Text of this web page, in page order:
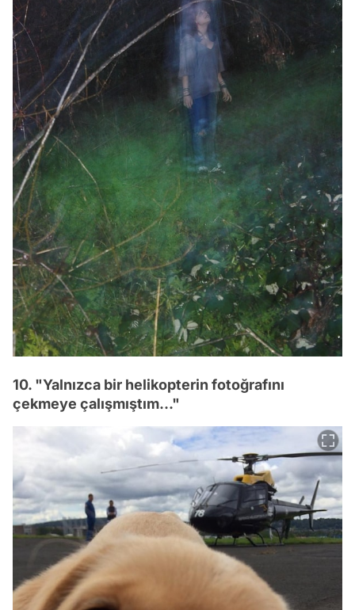
10. "Yalnızca bir helikopterin fotoğrafını
çekmeye çalışmıştım..."